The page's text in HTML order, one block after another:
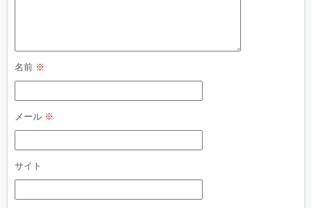
名前 ※
メール ※
サイト